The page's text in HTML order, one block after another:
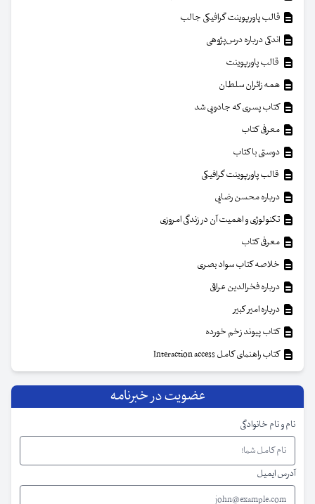
قالب پاورپوینت گرافیکی جالب
اندکی درباره درس‌پژوهی
قالب پاورپوینت
همه زائران سلطان
کتاب پسری که جادویی شد
معرفی کتاب
دوستی با کتاب
قالب پاورپوینت گرافیکی
درباره محسن رضایی
تکنولوژی و اهمیت آن در زندگی امروزی
معرفی کتاب
خلاصه کتاب سواد بصری
درباره فخرالدین عراقی
درباره امیر کبیر
کتاب پیوند زخم خورده
کتاب راهنمای کامل Interaction access
عضویت در خبرنامه
نام و نام خانوادگی
آدرس ایمیل